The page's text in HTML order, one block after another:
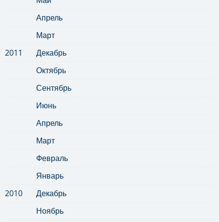
Апрель
Март
2011
Декабрь
Октябрь
Сентябрь
Июнь
Апрель
Март
Февраль
Январь
2010
Декабрь
Ноябрь